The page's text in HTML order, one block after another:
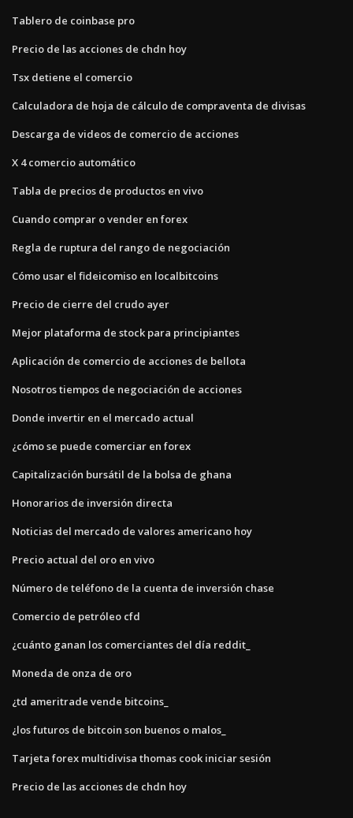
Tablero de coinbase pro
Precio de las acciones de chdn hoy
Tsx detiene el comercio
Calculadora de hoja de cálculo de compraventa de divisas
Descarga de videos de comercio de acciones
X 4 comercio automático
Tabla de precios de productos en vivo
Cuando comprar o vender en forex
Regla de ruptura del rango de negociación
Cómo usar el fideicomiso en localbitcoins
Precio de cierre del crudo ayer
Mejor plataforma de stock para principiantes
Aplicación de comercio de acciones de bellota
Nosotros tiempos de negociación de acciones
Donde invertir en el mercado actual
¿cómo se puede comerciar en forex
Capitalización bursátil de la bolsa de ghana
Honorarios de inversión directa
Noticias del mercado de valores americano hoy
Precio actual del oro en vivo
Número de teléfono de la cuenta de inversión chase
Comercio de petróleo cfd
¿cuánto ganan los comerciantes del día reddit_
Moneda de onza de oro
¿td ameritrade vende bitcoins_
¿los futuros de bitcoin son buenos o malos_
Tarjeta forex multidivisa thomas cook iniciar sesión
Precio de las acciones de chdn hoy